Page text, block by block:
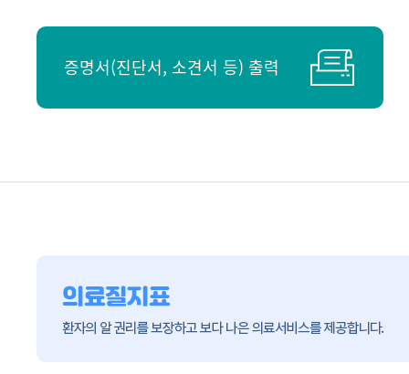
증명서(진단서, 소견서 등) 출력